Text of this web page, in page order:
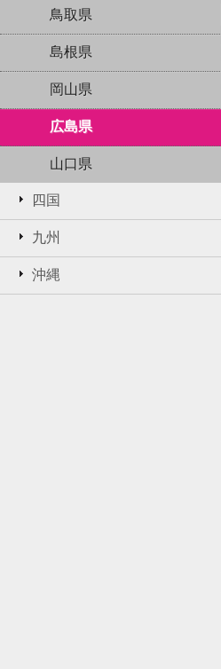
鳥取県
島根県
岡山県
広島県
山口県
四国
九州
沖縄